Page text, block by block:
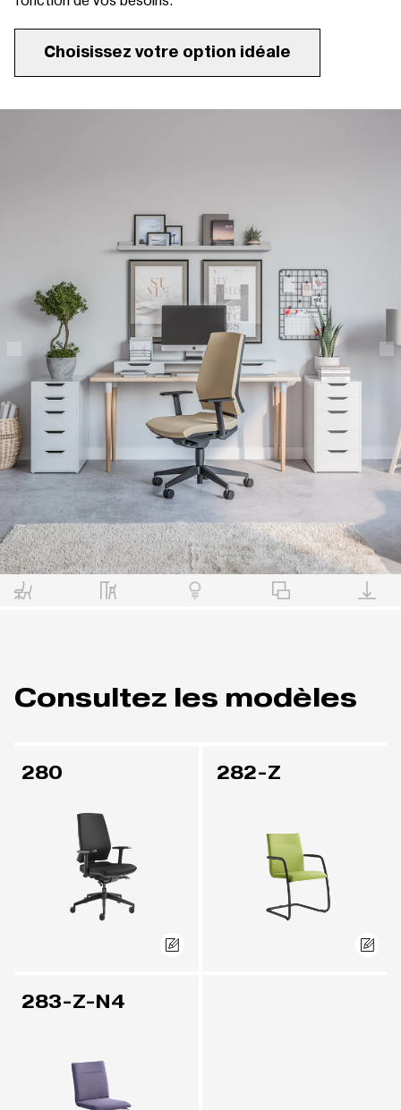
Choisissez votre option idéale
Consultez les modèles
280 282-Z
283-Z-N4